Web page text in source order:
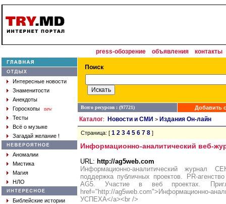
press-обозрение объявления контакты
Интересные новости
Знаменитости
Анекдоты
Гороскопы
new
Тесты
Всё о музыке
Загадай желание !
Аномалии
Мистика
Магия
НЛО
Библейские истории
Всего ресурсов : (97721) Добавить
Каталог: Новости и СМИ > Издания Он-лайн
Страница: [ 1 2 3 4 5 6 7 8 ]
Информационно-аналитический веб-
URL: http://ag5web.com
Информационно-аналитический журнал
поддержка публичных проектов. PR-
AG5. Участие в веб проектах.
href="http://
УСПЕХА</a><br />